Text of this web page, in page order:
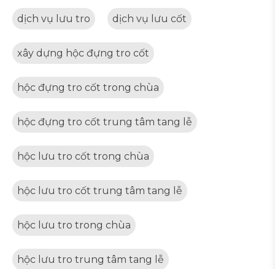
dịch vụ lưu tro dịch vụ lưu cốt
xây dựng hộc đựng tro cốt
hộc đựng tro cốt trong chùa
hộc đựng tro cốt trung tâm tang lễ
hộc lưu tro cốt trong chùa
hộc lưu tro cốt trung tâm tang lễ
hộc lưu tro trong chùa
hộc lưu tro trung tâm tang lễ